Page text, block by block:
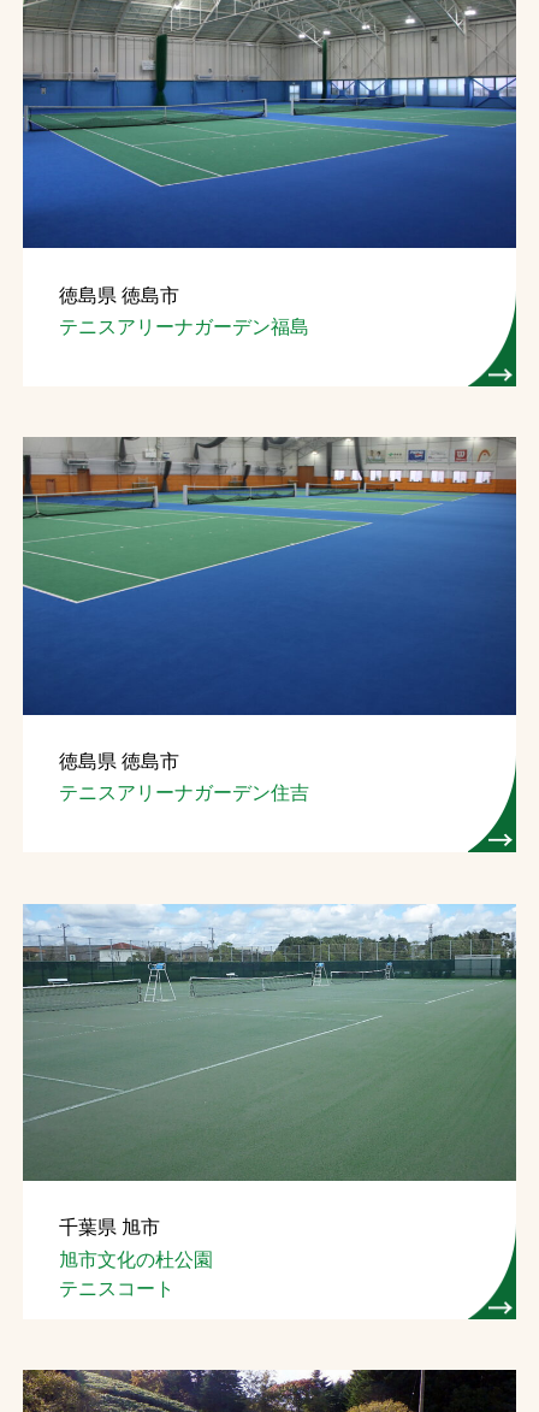
徳島県 徳島市
テニスアリーナガーデン福島
徳島県 徳島市
テニスアリーナガーデン住吉
千葉県 旭市
旭市文化の杜公園
テニスコート